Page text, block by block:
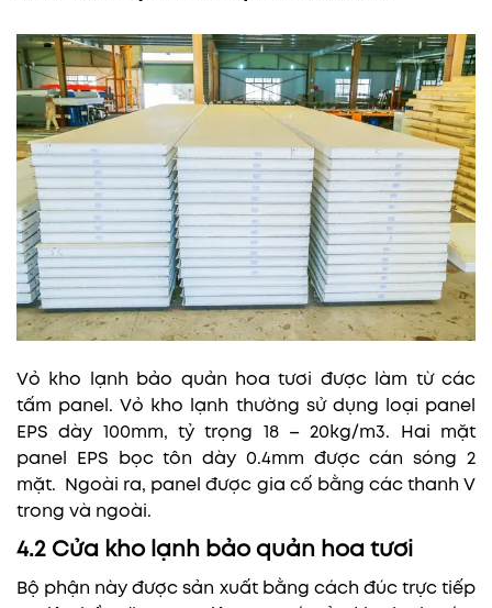
Vỏ kho lạnh bảo quản hoa tươi được làm từ các
tấm panel. Vỏ kho lạnh thường sử dụng loại panel
EPS dày 100mm, tỷ trọng 18 – 20kg/m3. Hai mặt
panel EPS bọc tôn dày 0.4mm được cán sóng 2
mặt. Ngoài ra, panel được gia cố bằng các thanh V
trong và ngoài.
4.2 Cửa kho lạnh bảo quản hoa tươi
Bộ phận này được sản xuất bằng cách đúc trực tiếp